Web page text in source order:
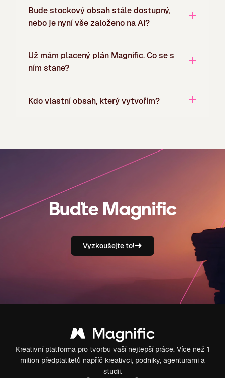
Bude stockový obsah stále dostupný,
nebo je nyní vše založeno na AI?
Už mám placený plán Magnific. Co se s
ním stane?
Kdo vlastní obsah, který vytvořím?
Buďte Magnific
Vyzkoušejte to!
Kreativní platforma pro tvorbu vaší nejlepší práce. Více než 1
milion předplatitelů napříč kreativci, podniky, agenturami a
studii.